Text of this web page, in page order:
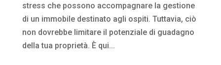
stress che possono accompagnare la gestione
di un immobile destinato agli ospiti. Tuttavia, ciò
non dovrebbe limitare il potenziale di guadagno
della tua proprietà. È qui...